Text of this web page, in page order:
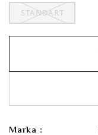
STANDART
Marka :